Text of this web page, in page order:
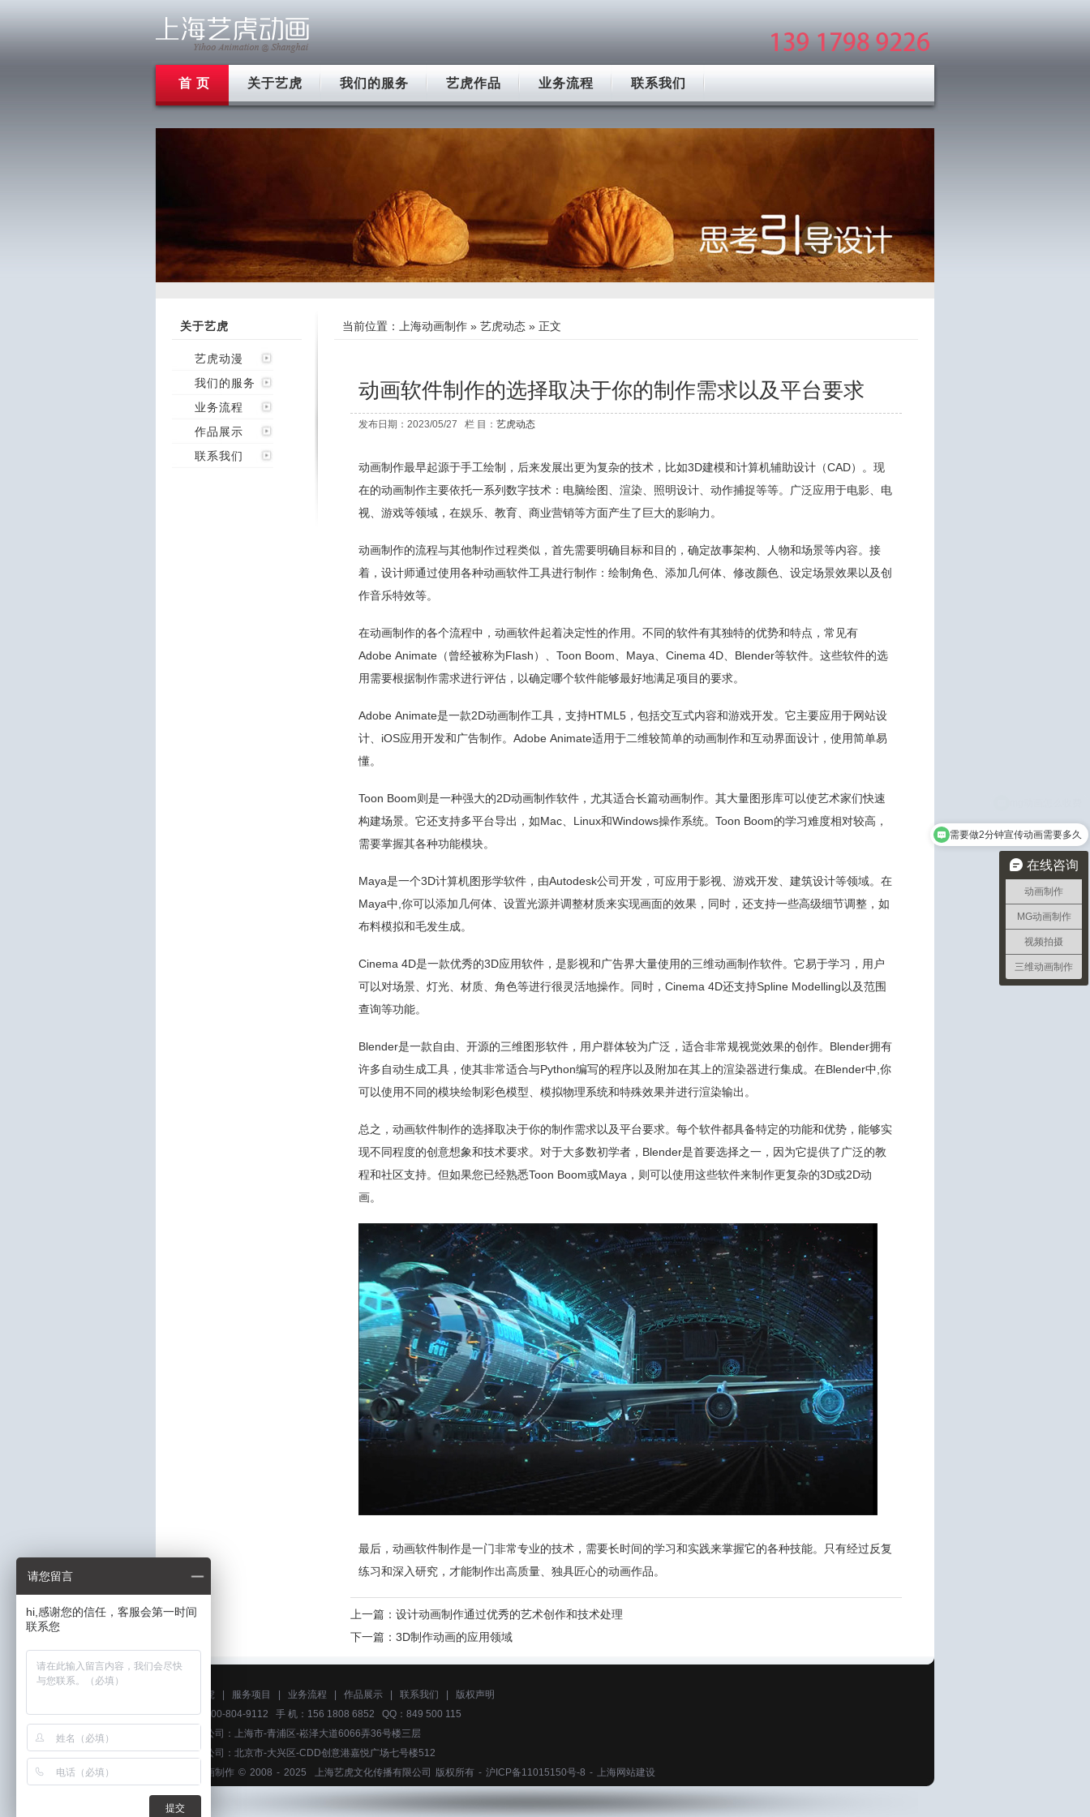
首 页 关于艺虎 我们的服务 艺虎作品 业务流程 联系我们
关于艺虎
艺虎动漫
我们的服务
业务流程
作品展示
联系我们
当前位置： 上海动画制作 » 艺虎动态 » 正文
动画软件制作的选择取决于你的制作需求以及平台要求
发布日期：2023/05/27 栏 目： 艺虎动态
动画制作最早起源于手工绘制，后来发展出更为复杂的技术，比如3D建模和计算机辅助设计（CAD）。现
在的动画制作主要依托一系列数字技术：电脑绘图、渲染、照明设计、动作捕捉等等。广泛应用于电影、电
视、游戏等领域，在娱乐、教育、商业营销等方面产生了巨大的影响力。
动画制作的流程与其他制作过程类似，首先需要明确目标和目的，确定故事架构、人物和场景等内容。接
着，设计师通过使用各种动画软件工具进行制作：绘制角色、添加几何体、修改颜色、设定场景效果以及创
作音乐特效等。
在动画制作的各个流程中，动画软件起着决定性的作用。不同的软件有其独特的优势和特点，常见有
Adobe Animate（曾经被称为Flash）、Toon Boom、Maya、Cinema 4D、Blender等软件。这些软件的选
用需要根据制作需求进行评估，以确定哪个软件能够最好地满足项目的要求。
Adobe Animate是一款2D动画制作工具，支持HTML5，包括交互式内容和游戏开发。它主要应用于网站设
计、iOS应用开发和广告制作。Adobe Animate适用于二维较简单的动画制作和互动界面设计，使用简单易
懂。
Toon Boom则是一种强大的2D动画制作软件，尤其适合长篇动画制作。其大量图形库可以使艺术家们快速
构建场景。它还支持多平台导出，如Mac、Linux和Windows操作系统。Toon Boom的学习难度相对较高，
需要掌握其各种功能模块。
Maya是一个3D计算机图形学软件，由Autodesk公司开发，可应用于影视、游戏开发、建筑设计等领域。在
Maya中,你可以添加几何体、设置光源并调整材质来实现画面的效果，同时，还支持一些高级细节调整，如
布料模拟和毛发生成。
Cinema 4D是一款优秀的3D应用软件，是影视和广告界大量使用的三维动画制作软件。它易于学习，用户
可以对场景、灯光、材质、角色等进行很灵活地操作。同时，Cinema 4D还支持Spline Modelling以及范围
查询等功能。
Blender是一款自由、开源的三维图形软件，用户群体较为广泛，适合非常规视觉效果的创作。Blender拥有
许多自动生成工具，使其非常适合与Python编写的程序以及附加在其上的渲染器进行集成。在Blender中,你
可以使用不同的模块绘制彩色模型、模拟物理系统和特殊效果并进行渲染输出。
总之，动画软件制作的选择取决于你的制作需求以及平台要求。每个软件都具备特定的功能和优势，能够实
现不同程度的创意想象和技术要求。对于大多数初学者，Blender是首要选择之一，因为它提供了广泛的教
程和社区支持。但如果您已经熟悉Toon Boom或Maya，则可以使用这些软件来制作更复杂的3D或2D动
画。
最后，动画软件制作是一门非常专业的技术，需要长时间的学习和实践来掌握它的各种技能。只有经过反复
练习和深入研究，才能制作出高质量、独具匠心的动画作品。
上一篇： 设计动画制作通过优秀的艺术创作和技术处理
下一篇： 3D制作动画的应用领域
关于艺虎 服务项目 业务流程 作品展示 联系我们
版权声明
电话：400-804-9112 手 机：156 1808 6852 QQ：849 500 115
上海分公司：上海市-青浦区-崧泽大道6066弄36号楼三层
北京分公司：北京市-大兴区-CDD创意港嘉悦广场七号楼512
上海动画制作 © 2008 - 2025 上海艺虎文化传播有限公司 版权所有 - 沪ICP备11015150号-8 - 上海网站建设
在线咨询
动画制作
MG动画制作
视频拍摄
三维动画制作
需要做2分钟宣传动画需要多久
请您留言
hi,感谢您的信任，客服会第一时间
联系您
提交